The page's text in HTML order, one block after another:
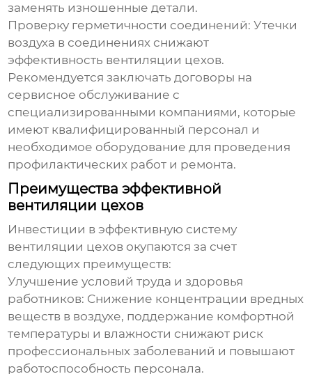
заменять изношенные детали.
Проверку герметичности соединений: Утечки
воздуха в соединениях снижают
эффективность вентиляции цехов.
Рекомендуется заключать договоры на
сервисное обслуживание с
специализированными компаниями, которые
имеют квалифицированный персонал и
необходимое оборудование для проведения
профилактических работ и ремонта.
Преимущества эффективной
вентиляции цехов
Инвестиции в эффективную систему
вентиляции цехов окупаются за счет
следующих преимуществ:
Улучшение условий труда и здоровья
работников: Снижение концентрации вредных
веществ в воздухе, поддержание комфортной
температуры и влажности снижают риск
профессиональных заболеваний и повышают
работоспособность персонала.